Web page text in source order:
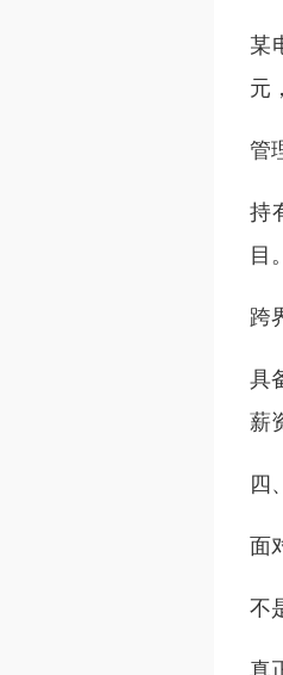
某
元
管
持
目
跨
具
薪
四
面
不
真